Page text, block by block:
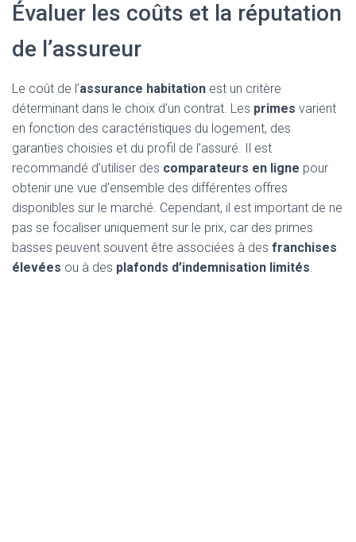
Évaluer les coûts et la réputation
de l’assureur
Le coût de l’assurance habitation est un critère
déterminant dans le choix d’un contrat. Les primes varient
en fonction des caractéristiques du logement, des
garanties choisies et du profil de l’assuré. Il est
recommandé d’utiliser des comparateurs en ligne pour
obtenir une vue d’ensemble des différentes offres
disponibles sur le marché. Cependant, il est important de ne
pas se focaliser uniquement sur le prix, car des primes
basses peuvent souvent être associées à des franchises
élevées ou à des plafonds d’indemnisation limités.